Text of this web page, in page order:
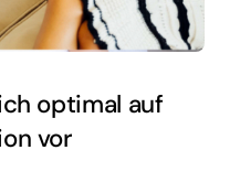
optimal auf
vor